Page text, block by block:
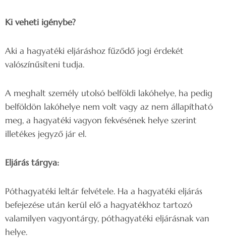
Ki veheti igénybe?
Aki a hagyatéki eljáráshoz fűződő jogi érdekét
valószínűsíteni tudja.
A meghalt személy utolsó belföldi lakóhelye, ha pedig
belföldön lakóhelye nem volt vagy az nem állapítható
meg, a hagyatéki vagyon fekvésének helye szerint
illetékes jegyző jár el.
Eljárás tárgya:
Póthagyatéki leltár felvétele. Ha a hagyatéki eljárás
befejezése után kerül elő a hagyatékhoz tartozó
valamilyen vagyontárgy, póthagyatéki eljárásnak van
helye.